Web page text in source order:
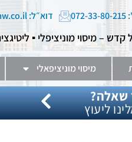
215 דוא״ל: tal@kadesh-law.co.il
– מיסוי מוניציפלי ▪️
מיסוי מוניציפאלי
שאלה?
ליעוץ